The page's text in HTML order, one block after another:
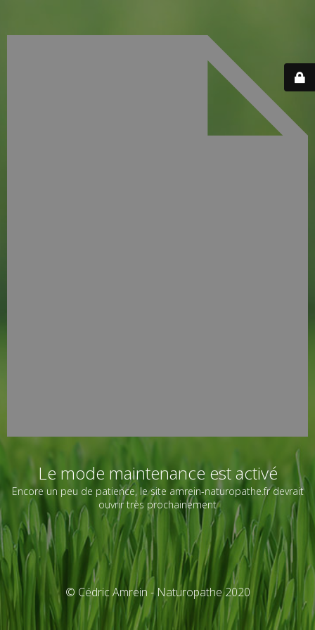
Le mode maintenance est activé
Encore un peu de patience, le site amrein-naturopathe.fr devrait
ouvrir très prochainement
© Cédric Amrein - Naturopathe 2020